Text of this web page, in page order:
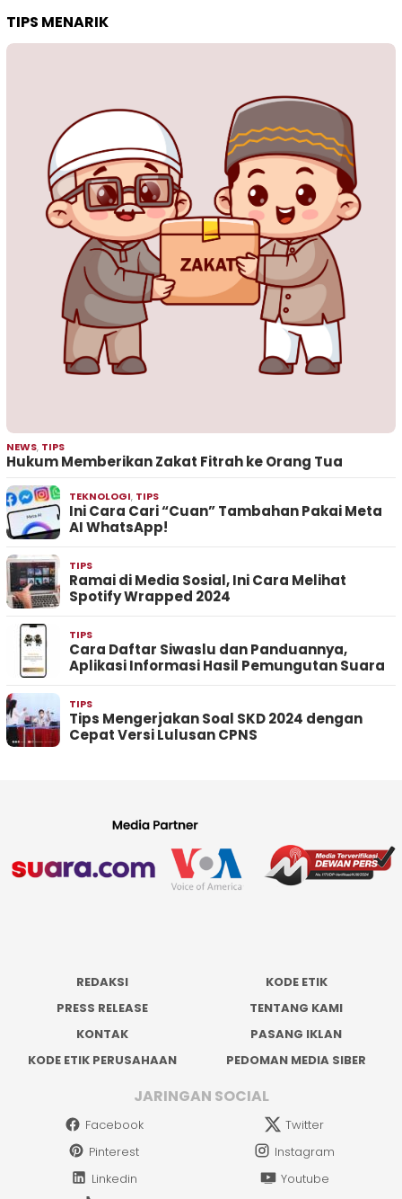
TIPS MENARIK
NEWS, TIPS
Hukum Memberikan Zakat Fitrah ke Orang Tua
TEKNOLOGI, TIPS
Ini Cara Cari “Cuan” Tambahan Pakai Meta
AI WhatsApp!
TIPS
Ramai di Media Sosial, Ini Cara Melihat
Spotify Wrapped 2024
TIPS
Cara Daftar Siwaslu dan Panduannya,
Aplikasi Informasi Hasil Pemungutan Suara
TIPS
Tips Mengerjakan Soal SKD 2024 dengan
Cepat Versi Lulusan CPNS
REDAKSI
KODE ETIK
PRESS RELEASE
TENTANG KAMI
KONTAK
PASANG IKLAN
KODE ETIK PERUSAHAAN
PEDOMAN MEDIA SIBER
JARINGAN SOCIAL
Facebook
Twitter
Pinterest
Instagram
Linkedin
Youtube